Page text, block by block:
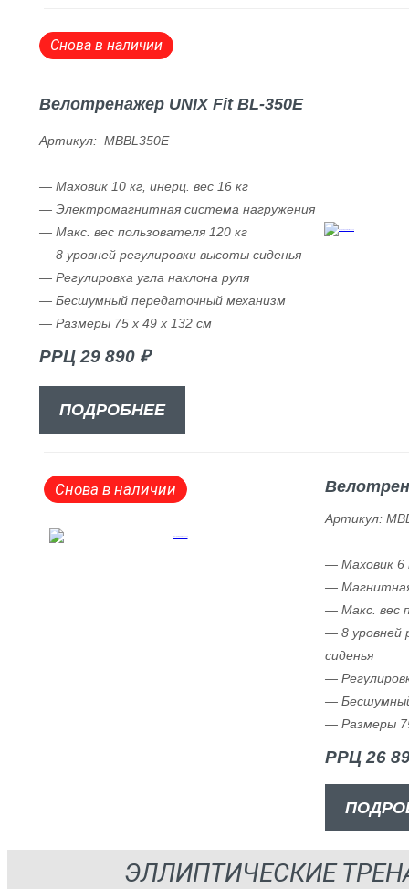
Снова в наличии
Велотренажер UNIX Fit BL-350E
Артикул: MBBL350E
— Маховик 10 кг, инерц. вес 16 кг
— Электромагнитная система нагружения
— Макс. вес пользователя 120 кг
— 8 уровней регулировки высоты сиденья
— Регулировка угла наклона руля
— Бесшумный передаточный механизм
— Размеры 75 х 49 х 132 см
РРЦ 29 890 ₽
ПОДРОБНЕЕ
Снова в наличии
Артикул:
— Маховик 6
—
— Макс. вес
— 8 уровней
сиденья
—
—
— Размеры
РРЦ 26
ЭЛЛИПТИЧЕСКИЕ